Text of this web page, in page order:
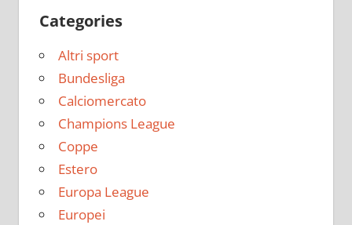
Categories
Altri sport
Bundesliga
Calciomercato
Champions League
Coppe
Estero
Europa League
Europei